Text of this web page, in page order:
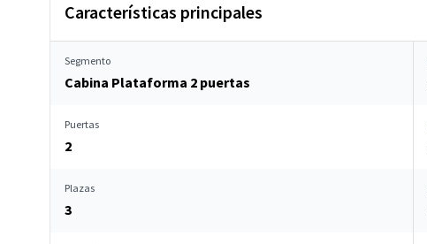
Características principales
Segmento
Cabina Plataforma 2 puertas
Puertas
2
Plazas
3